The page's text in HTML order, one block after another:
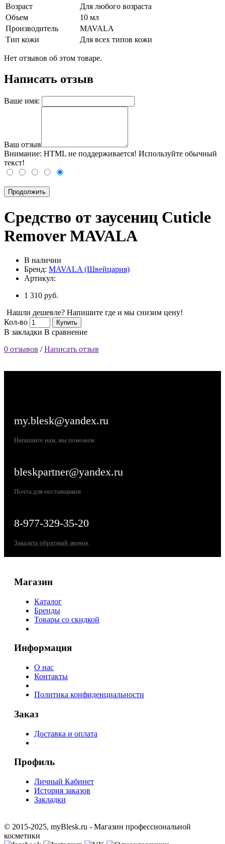
Возраст
Для любого возраста
Объем
10 мл
Производитель
MAVALA
Тип кожи
Для всех типов кожи
Нет отзывов об этом товаре.
Написать отзыв
Ваше имя:
Ваш отзыв
Внимание: HTML не поддерживается! Используйте обычный
текст!
Продолжить
Средство от заусениц Cuticle
Remover MAVALA
В наличии
Бренд: MAVALA (Швейцария)
Артикул:
1 310 руб.
Нашли дешевле? Напишите где и мы снизим цену!
Кол-во
Купить
В закладки В сравнение
0 отзывов /Написать отзыв
my.blesk@yandex.ru
Напишите нам, мы поможем
bleskpartner@yandex.ru
Почта для поставщиков
8-977-329-35-20
Заказать обратный звонок
Магазин
Каталог
Бренды
Товары со скидкой
Информация
О нас
Контакты
Политика конфиденциальности
Заказ
Доставка и оплата
Профиль
Личный Кабинет
История заказов
Закладки
© 2015-2025, myBlesk.ru - Магазин профессиональной
косметики